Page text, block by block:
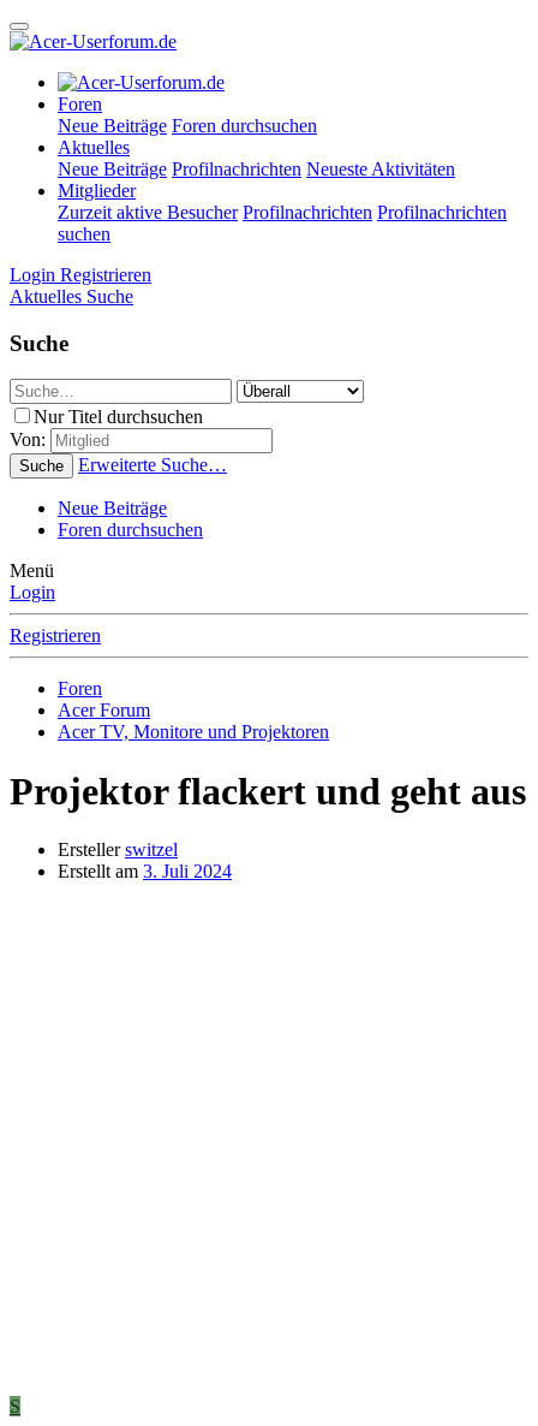
Foren
Neue Beiträge Foren durchsuchen
Aktuelles
Neue Beiträge Profilnachrichten Neueste Aktivitäten
Mitglieder
Zurzeit aktive Besucher Profilnachrichten Profilnachrichten
suchen
Login Registrieren
Aktuelles Suche
Suche
Nur Titel durchsuchen
Von:
Suche Erweiterte Suche…
Neue Beiträge
Foren durchsuchen
Menü
Login
Registrieren
Foren
Acer Forum
Acer TV, Monitore und Projektoren
Projektor flackert und geht aus
Ersteller switzel
Erstellt am 3. Juli 2024
S